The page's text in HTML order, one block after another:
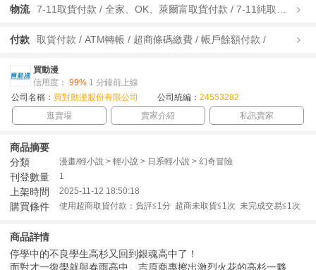
物流
付款 取貨付款 / ATM轉帳 / 超商條碼繳費 / 帳戶餘額付款 /
買動漫
信用度： 99% 1 分鐘前上線
公司名稱： 買對動漫股份有限公司 公司統編： 24553282
逛賣場
賣家介紹 私訊賣家
商品摘要
分類
漫畫/輕小說 > 輕小說 > 日系輕小說 > 幻奇冒險
刊登數量 1
上架時間 2025-11-12 18:50:18
購買條件 使用超商取貨付款：負評≦1分 超商未取貨≦1次 未完成交易≦1次
商品詳情
停學中的不良學生高杉又回到銀魂高中了！
面對才一復學就與春雨高中、吉原商專擦出激烈火花的高杉一夥